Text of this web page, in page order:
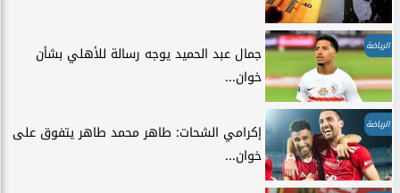
الرياضة
جمال عبد الحميد يوجه رسالة للأهلي بشأن
خوان...
الرياضة
إكرامي الشحات: طاهر محمد طاهر يتفوق على
خوان...